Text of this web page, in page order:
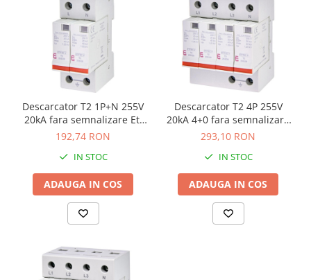
Descarcator T2 1P+N 255V
20kA fara semnalizare Eti
002442954
192,74 RON
IN STOC
ADAUGA IN COS
Descarcator T2 4P 255V
20kA 4+0 fara semnalizare
Eti 002442956
293,10 RON
IN STOC
ADAUGA IN COS